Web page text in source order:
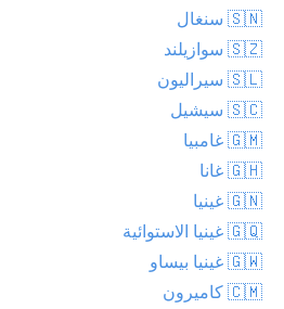
🇸🇳 سنغال
🇸🇿 سوازيلند
🇸🇱 سيراليون
🇸🇨 سيشيل
🇬🇲 غامبيا
🇬🇭 غانا
🇬🇳 غينيا
🇬🇶 غينيا الاستوائية
🇬🇼 غينيا بيساو
🇨🇲 كاميرون